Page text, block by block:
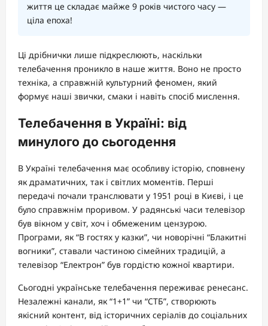
життя це складає майже 9 років чистого часу —
ціла епоха!
Ці дрібнички лише підкреслюють, наскільки
телебачення проникло в наше життя. Воно не просто
техніка, а справжній культурний феномен, який
формує наші звички, смаки і навіть спосіб мислення.
Телебачення в Україні: від
минулого до сьогодення
В Україні телебачення має особливу історію, сповнену
як драматичних, так і світлих моментів. Перші
передачі почали транслювати у 1951 році в Києві, і це
було справжнім проривом. У радянські часи телевізор
був вікном у світ, хоч і обмеженим цензурою.
Програми, як “В гостях у казки”, чи новорічні “Блакитні
вогники”, ставали частиною сімейних традицій, а
телевізор “Електрон” був гордістю кожної квартири.
Сьогодні українське телебачення переживає ренесанс.
Незалежні канали, як “1+1” чи “СТБ”, створюють
якісний контент, від історичних серіалів до соціальних